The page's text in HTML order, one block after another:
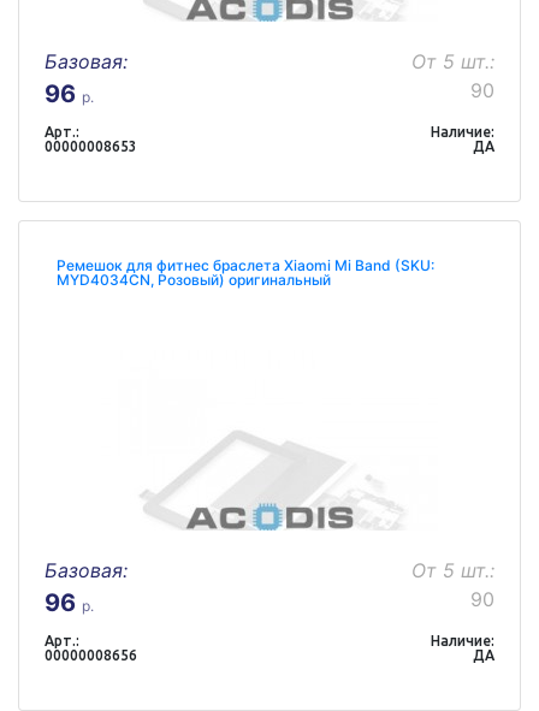
Базовая:
96 р.
От 5 шт.:
90
Арт.:
00000008653
Наличие:
ДА
Ремешок для фитнес браслета Xiaomi Mi Band (SKU:
MYD4034CN, Розовый) оригинальный
Базовая:
96 р.
От 5 шт.:
90
Арт.:
00000008656
Наличие:
ДА